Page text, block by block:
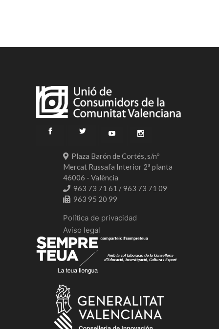
Plaza Barón de Cortés, s/nº
Mercat Russafa Interior 2ª planta
46006 - València
963 73 71 61 / 963 73 71 09
963 95 20 99
Política de privacidad
Aviso legal